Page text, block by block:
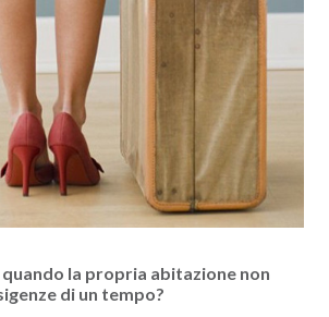
quando la propria abitazione non
di un tempo?